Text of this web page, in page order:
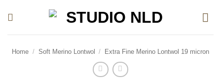
Home / Soft Merino Lontwol / Extra Fine Merino Lontwol 19 micron